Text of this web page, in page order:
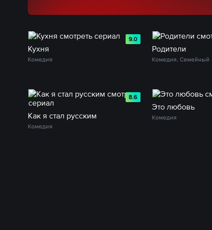
9.0
Кухня
Комедия
Родители
Комедия, Семейный
8.6
Как я стал русским
Комедия
Это любовь
Комедия